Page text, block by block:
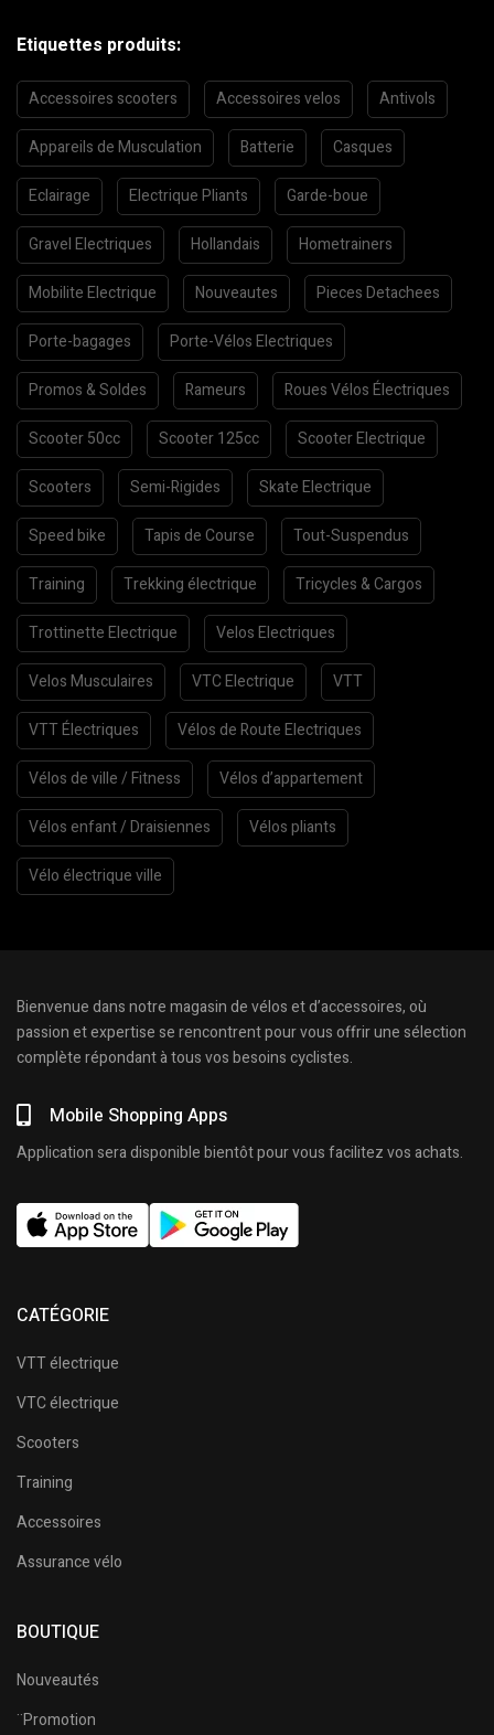
Etiquettes produits:
Accessoires scooters Accessoires velos Antivols
Appareils de Musculation Batterie Casques
Eclairage Electrique Pliants Garde-boue
Gravel Electriques Hollandais Hometrainers
Mobilite Electrique Nouveautes Pieces Detachees
Porte-bagages Porte-Vélos Electriques
Promos & Soldes Rameurs Roues Vélos Électriques
Scooter 50cc Scooter 125cc Scooter Electrique
Scooters Semi-Rigides Skate Electrique
Speed bike Tapis de Course Tout-Suspendus
Training Trekking électrique Tricycles & Cargos
Trottinette Electrique Velos Electriques
Velos Musculaires VTC Electrique VTT
VTT Électriques Vélos de Route Electriques
Vélos de ville / Fitness Vélos d’appartement
Vélos enfant / Draisiennes Vélos pliants
Vélo électrique ville
Bienvenue dans notre magasin de vélos et d’accessoires, où
passion et expertise se rencontrent pour vous offrir une sélection
complète répondant à tous vos besoins cyclistes.
Mobile Shopping Apps
Application sera disponible bientôt pour vous facilitez vos achats.
CATÉGORIE
VTT électrique
VTC électrique
Scooters
Training
Accessoires
Assurance vélo
BOUTIQUE
Nouveautés
¨Promotion